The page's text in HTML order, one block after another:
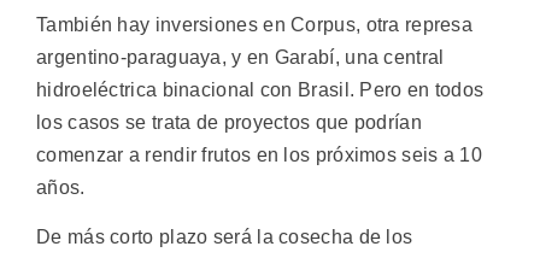
También hay inversiones en Corpus, otra represa
argentino-paraguaya, y en Garabí, una central
hidroeléctrica binacional con Brasil. Pero en todos
los casos se trata de proyectos que podrían
comenzar a rendir frutos en los próximos seis a 10
años.
De más corto plazo será la cosecha de los